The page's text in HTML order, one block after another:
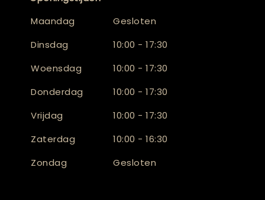
Maandag
Gesloten
Dinsdag
10:00 - 17:30
Woensdag
10:00 - 17:30
Donderdag
10:00 - 17:30
Vrijdag
10:00 - 17:30
Zaterdag
10:00 - 16:30
Zondag
Gesloten